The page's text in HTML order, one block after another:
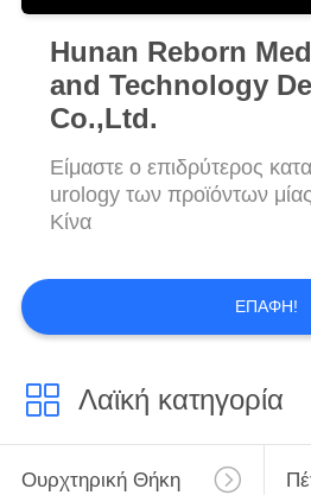
Hunan Reborn
and Technology
Co.,Ltd.
Είμαστε ο επιδρύτερος
urology των προϊόντων
Κίνα
ΕΠΑΦΉ!
Λαϊκή κατηγορία
Ουρχτηρική Θήκη